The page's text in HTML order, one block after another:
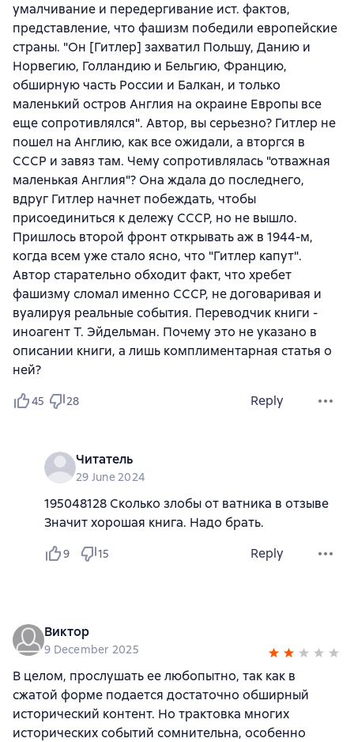
умалчивание и передергивание ист. фактов,
представление, что фашизм победили европейские
страны. "Он [Гитлер] захватил Польшу, Данию и
Норвегию, Голландию и Бельгию, Францию,
обширную часть России и Балкан, и только
маленький остров Англия на окраине Европы все
еще сопротивлялся". Автор, вы серьезно? Гитлер не
пошел на Англию, как все ожидали, а вторгся в
СССР и завяз там. Чему сопротивлялась "отважная
маленькая Англия"? Она ждала до последнего,
вдруг Гитлер начнет побеждать, чтобы
присоединиться к дележу СССР, но не вышло.
Пришлось второй фронт открывать аж в 1944-м,
когда всем уже стало ясно, что "Гитлер капут".
Автор старательно обходит факт, что хребет
фашизму сломал именно СССР, не договаривая и
вуалируя реальные события. Переводчик книги -
иноагент Т. Эйдельман. Почему это не указано в
описании книги, а лишь комплиментарная статья о
ней?
45 28 Reply
Читатель
29 June 2024
195048128 Сколько злобы от ватника в отзыве
Значит хорошая книга. Надо брать.
9 15 Reply
Виктор
9 December 2025
В целом, прослушать ее любопытно, так как в
сжатой форме подается достаточно обширный
исторический контент. Но трактовка многих
исторических событий сомнительна, особенно